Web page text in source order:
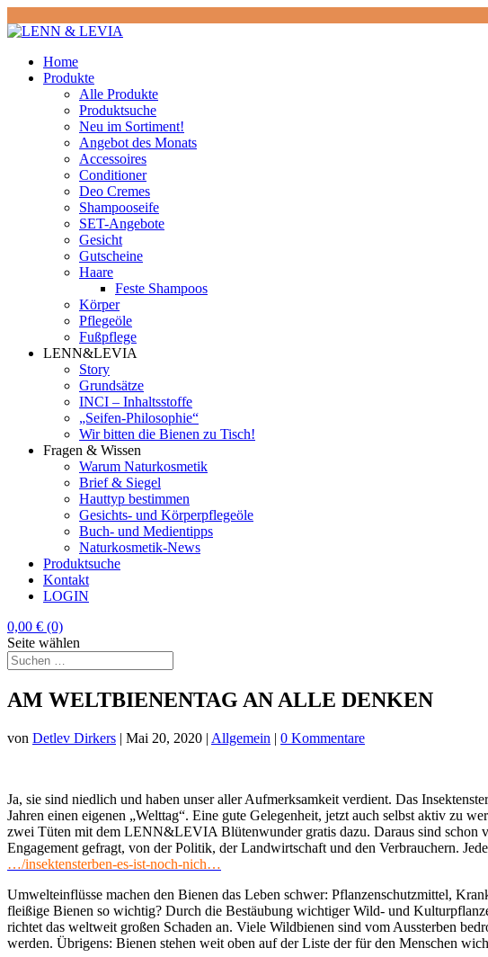
Home
Produkte
Alle Produkte
Produktsuche
Neu im Sortiment!
Angebot des Monats
Accessoires
Conditioner
Deo Cremes
Shampooseife
SET-Angebote
Gesicht
Gutscheine
Haare
Feste Shampoos
Körper
Pflegeöle
Fußpflege
LENN&LEVIA
Story
Grundsätze
INCI – Inhaltsstoffe
„Seifen-Philosophie“
Wir bitten die Bienen zu Tisch!
Fragen & Wissen
Warum Naturkosmetik
Brief & Siegel
Hauttyp bestimmen
Gesichts- und Körperpflegeöle
Buch- und Medientipps
Naturkosmetik-News
Produktsuche
Kontakt
LOGIN
0,00 € (0)
Seite wählen
AM WELTBIENENTAG AN ALLE DENKEN
von Detlev Dirkers | Mai 20, 2020 | Allgemein | 0 Kommentare
Ja, sie sind niedlich und haben unser aller Aufmerksamkeit verdient. Das
Jahren einen eigenen „Welttag“. Eine gute Gelegenheit, jetzt auch selbst aktiv
zwei Tüten mit dem LENN&LEVIA Blütenwunder gratis dazu. Daraus sind schon
Engagement gefragt, von der Politik, der Landwirtschaft und den Verbrauchern.
…/insektensterben-es-ist-noch-nich…
Umwelteinflüsse machen den Bienen das Leben schwer: Pflanzenschutzmittel,
fleißige Bienen so wichtig? Durch die Bestäubung wichtiger Wild- und
richtet das weltweit großen Schaden an. Viele Wildbienen sind vom Aussterben
werden. Übrigens: Bienen stehen weit oben auf der Liste der für den Menschen